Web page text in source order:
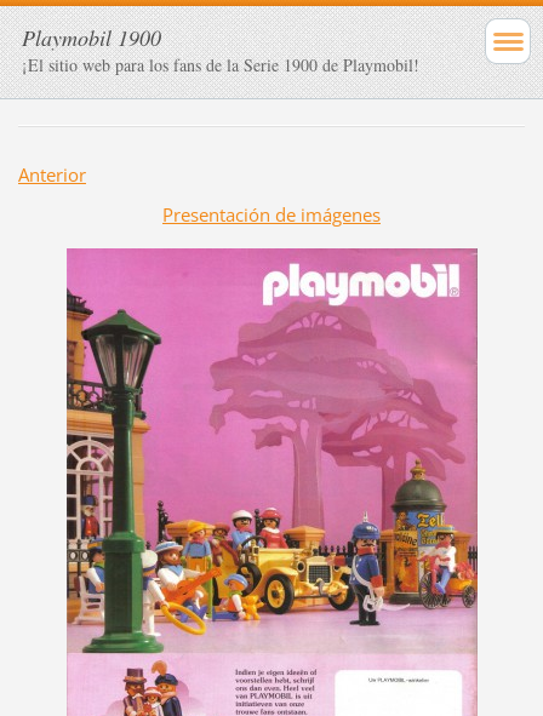
Playmobil 1900
¡El sitio web para los fans de la Serie 1900 de Playmobil!
Anterior
Presentación de imágenes